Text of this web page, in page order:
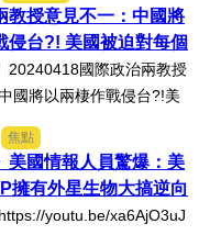
教授意見不一：中國將
侵台?! 美國被迫對每個
一腳?! 印尼將威脅澳
20240418國際政治兩教授
國將以兩棲作戰侵台?!美
訊來源：https://www.yout
焦點
美國情報人員驚爆：美
擁有外星生物大搞逆向
youtu.be/xa6AjO3uJ